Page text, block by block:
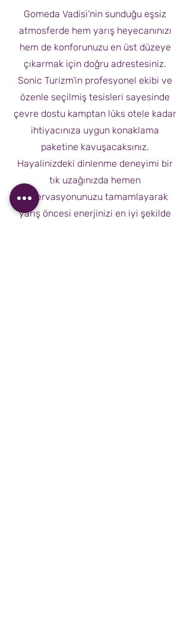
Gomeda Vadisi’nin sunduğu eşsiz
atmosferde hem yarış heyecanınızı
hem de konforunuzu en üst düzeye
çıkarmak için doğru adrestesiniz.
Sonic Turizm’in profesyonel ekibi ve
özenle seçilmiş tesisleri sayesinde
çevre dostu kamptan lüks otele kadar
ihtiyacınıza uygun konaklama
paketine kavuşacaksınız.
Hayalinizdeki dinlenme deneyimi bir
tık uzağınızda hemen
rezervasyonunuzu tamamlayarak
yarış öncesi enerjinizi en iyi şekilde